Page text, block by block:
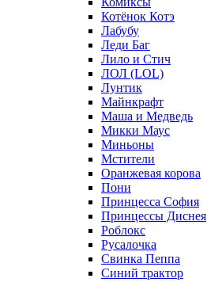
Котёнок Котэ
Лабубу
Леди Баг
Лило и Стич
ЛОЛ (LOL)
Лунтик
Майнкрафт
Маша и Медведь
Микки Маус
Миньоны
Мстители
Оранжевая корова
Пони
Принцесса София
Принцессы Диснея
Роблокс
Русалочка
Свинка Пеппа
Синий трактор